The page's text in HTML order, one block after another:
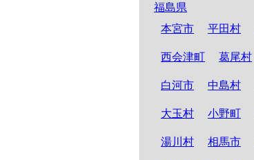
福島県
本宮市
平田村
西会津町 葛尾村
白河市 中島村
大玉村 小野町
湯川村 相馬市